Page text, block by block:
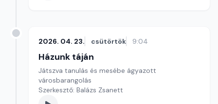
2026. 04. 23. csütörtök 9:04
Házunk táján
Játszva tanulás és mesébe ágyazott
városbarangolás
Szerkesztő: Balázs Zsanett